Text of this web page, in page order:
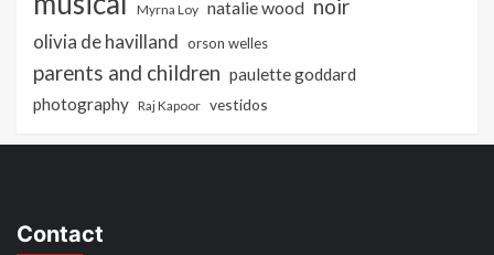
Myrna Loy natalie wood noir
olivia de havilland orson welles
parents and children paulette goddard
photography Raj Kapoor vestidos
Contact